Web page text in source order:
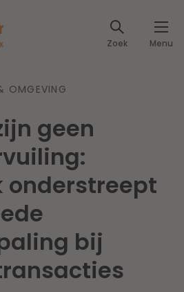
Zoek Menu
zorg
OMGEVING
geen
onderstreept
bij